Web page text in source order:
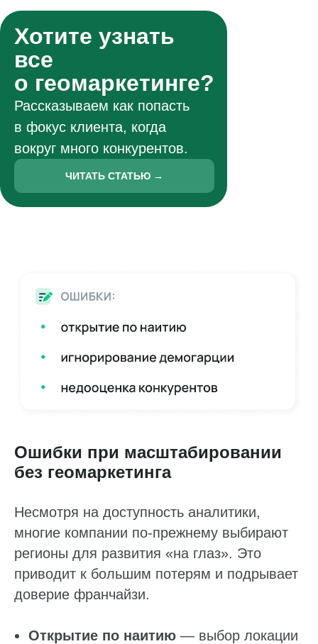
Хотите узнать
все
о геомаркетинге?
Рассказываем как попасть
в фокус клиента, когда
вокруг много конкурентов.
ЧИТАТЬ СТАТЬЮ →
Ошибки при масштабировании
без геомаркетинга
Несмотря на доступность аналитики,
многие компании по-прежнему выбирают
регионы для развития «на глаз». Это
приводит к большим потерям и подрывает
доверие франчайзи.
Открытие по наитию — выбор локации
Работа с данными
Актуальность данных